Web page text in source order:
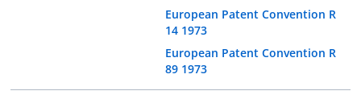
European Patent Convention R
14 1973
European Patent Convention R
89 1973